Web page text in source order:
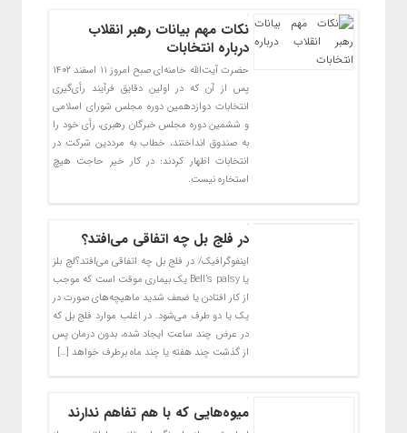
نکات مهم بیانات رهبر انقلاب
درباره‌ انتخابات
حضرت آیت‌الله خامنه‌ای صبح امروز ۱۱ اسفند ۱۴۰۲
پس از آن که در اولین دقایق فرآیند رأی‌گیری
انتخابات دوازدهمین دوره مجلس شورای اسلامی
و ششمین دوره مجلس خبرگان رهبری، رأی خود را
به صندوق انداختند، خطاب به مرددین شرکت در
انتخابات اظهار کردند: در کار خیر حاجت هیچ
استخاره نیست.
در فلج بل چه اتفاقی می‌افتد؟
اینفوگرافیک/ در فلج بل چه اتفاقی می‌افتد؟لج بلز
یا Bell’s palsy یک بیماری موقت است که موجب
از کار افتادن یا ضعف شدید ماهیچه‌های صورت در
یک یا دو طرف می‌شود. در اغلب موارد فلج بل که
در عرض چند ساعت ایجاد شده، بدون درمان پس
از گذشت چند هفته یا چند ماه برطرف خواهد […]
میوه‌هایی که با هم تفاهم ندارند